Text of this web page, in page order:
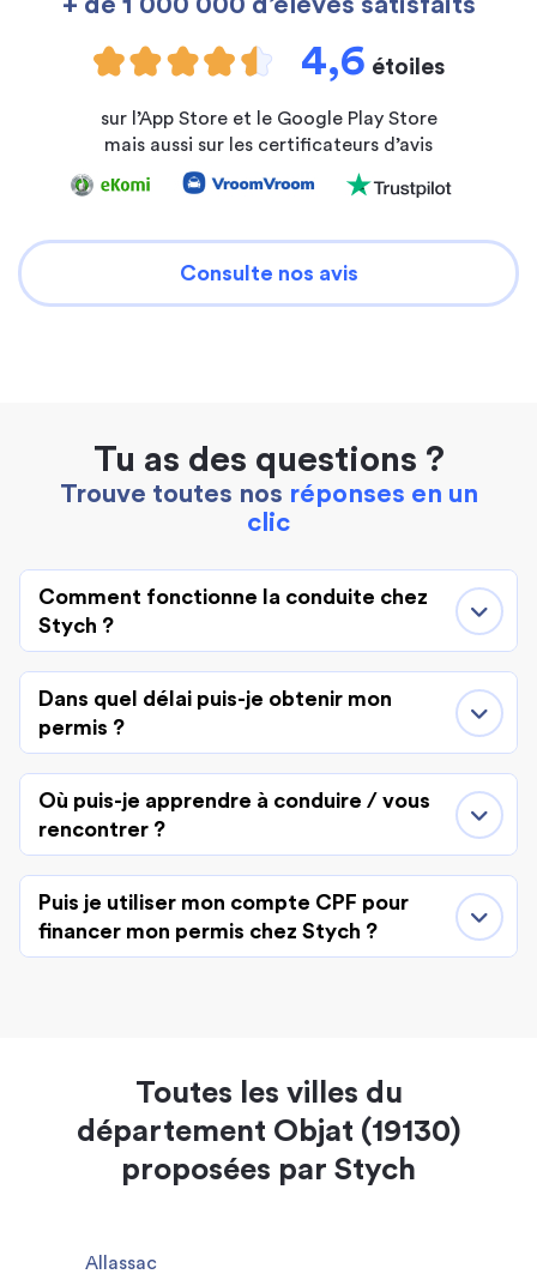
4,6 étoiles
sur l’App Store et le Google Play Store
mais aussi sur les certificateurs d’avis
Consulte nos avis
Tu as des questions ?
Trouve toutes nos réponses en un
clic
Comment fonctionne la conduite chez
Stych ?
Dans quel délai puis-je obtenir mon
permis ?
Où puis-je apprendre à conduire / vous
rencontrer ?
Puis je utiliser mon compte CPF pour
financer mon permis chez Stych ?
Toutes les villes du
département Objat (19130)
proposées par Stych
Allassac